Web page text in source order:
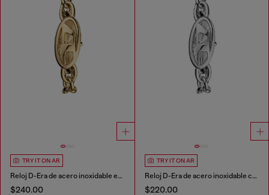
TRY IT ON AR
Reloj D-Era de acero inoxidable en tono dorado con movimiento de dos agujas
$240.00
TRY IT ON AR
Reloj D-Era de acero inoxidable con movimiento de dos agujas
$220.00